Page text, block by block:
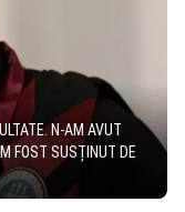
N-AM AVUT
FOST SUSȚINUT DE